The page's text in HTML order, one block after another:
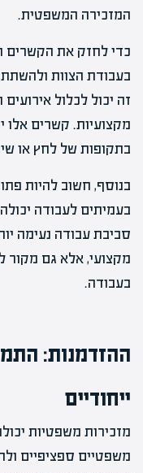
המזכירה המשפטית.
כדי לחזק את הקשרים
בעבודת הצוות
זה יכול לכלול
מקצועיות. קשרים אלו
בתקופות של לחץ או
בנוסף, חשוב להיות
בעמיתים לעבודה
סביבת עבודה נעימה
מקצועי, אלא גם מקור
בעבודה.
ההזדמנות:
ייחודיים
מזכירות משפטיות
משפטיים ספציפיים